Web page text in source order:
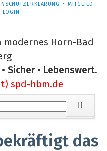
MITGLIED
LOGIN
modernes Horn-Bad
Sicher • Lebenswert.
spd-hbm.de
das